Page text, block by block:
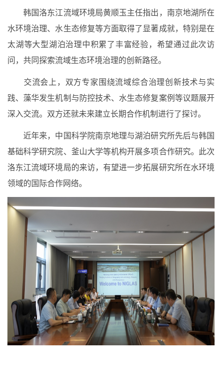
韩国洛东江流域环境局黄顺玉主任指出，南京地湖所在
水环境治理、水生态修复等方面取得了显著成就，特别是在
太湖等大型湖泊治理中积累了丰富经验，希望通过此次访
问，共同探索流域生态环境治理的创新路径。
交流会上，双方专家围绕流域综合治理创新技术与实
践、藻华发生机制与防控技术、水生态修复案例等议题展开
深入交流。双方还就未来建立长期合作机制进行了探讨。
近年来，中国科学院南京地理与湖泊研究所先后与韩国
基础科学研究院、釜山大学等机构开展多项合作研究。此次
洛东江流域环境局的来访，有望进一步拓展研究所在水环境
领域的国际合作网络。